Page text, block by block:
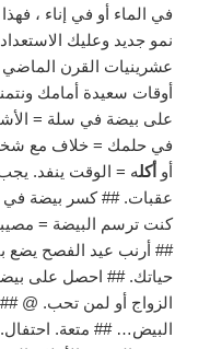
في الماء أو في إناء ،
نمو جديد وعليك
عشرينيات القرن
أوقات سعيدة أمامك
على بيضة في سلة =
في حلمك = خلاف مع
أو أكله = الوقت ينفد.
عقبات. ## كسر بيضة في
كنت ترسم البيضة =
## أرنب عيد الفصح
حياتك. ## احصل على
الزواج أو لمن تحب. @
البيض… ## متعة.